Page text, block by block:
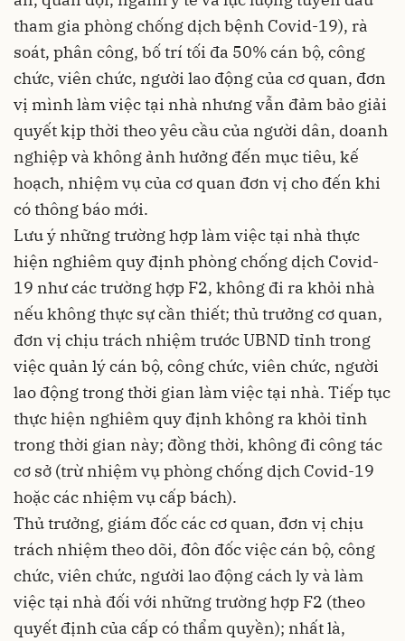
tham gia phòng chống dịch bệnh Covid-19), rà
soát, phân công, bố trí tối đa 50% cán bộ, công
chức, viên chức, người lao động của cơ quan, đơn
vị mình làm việc tại nhà nhưng vẫn đảm bảo giải
quyết kịp thời theo yêu cầu của người dân, doanh
nghiệp và không ảnh hưởng đến mục tiêu, kế
hoạch, nhiệm vụ của cơ quan đơn vị cho đến khi
có thông báo mới.
Lưu ý những trường hợp làm việc tại nhà thực
hiện nghiêm quy định phòng chống dịch Covid-
19 như các trường hợp F2, không đi ra khỏi nhà
nếu không thực sự cần thiết; thủ trưởng cơ quan,
đơn vị chịu trách nhiệm trước UBND tỉnh trong
việc quản lý cán bộ, công chức, viên chức, người
lao động trong thời gian làm việc tại nhà. Tiếp tục
thực hiện nghiêm quy định không ra khỏi tỉnh
trong thời gian này; đồng thời, không đi công tác
cơ sở (trừ nhiệm vụ phòng chống dịch Covid-19
hoặc các nhiệm vụ cấp bách).
Thủ trưởng, giám đốc các cơ quan, đơn vị chịu
trách nhiệm theo dõi, đôn đốc việc cán bộ, công
chức, viên chức, người lao động cách ly và làm
việc tại nhà đối với những trường hợp F2 (theo
quyết định của cấp có thẩm quyền); nhất là,